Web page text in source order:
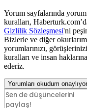
Yorum sayfalarında
kuralları,
Gizlilik Sözleşmesi'ni
Bizlerle ve diğer
yorumlarınızı,
kuralları ve insan
ederiz.
Yorumları okudum